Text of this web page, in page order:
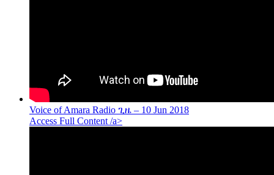
Voice of Amara Radio ጊዜ – 10 Jun 2018
Access Full Content /a>